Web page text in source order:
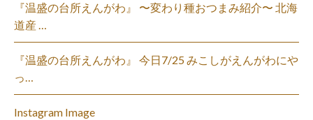
『温盛の台所えんがわ』 〜変わり種おつまみ紹介〜 北海
道産 …
『温盛の台所えんがわ』 今日7/25 みこしがえんがわにや
っ…
Instagram Image